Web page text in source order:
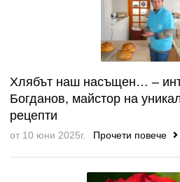
Хлябът наш насъщен… –
Богданов, майстор на
рецепти
от 10 юни 2025г. Прочети повече